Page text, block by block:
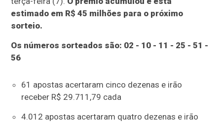
estimado em R$ 45 milhões para o próximo
sorteio.
Os números sorteados são: 02 - 10 - 11 - 25 - 51 -
56
61 apostas acertaram cinco dezenas e irão
receber R$ 29.711,79 cada
4.012 apostas acertaram quatro dezenas e irão